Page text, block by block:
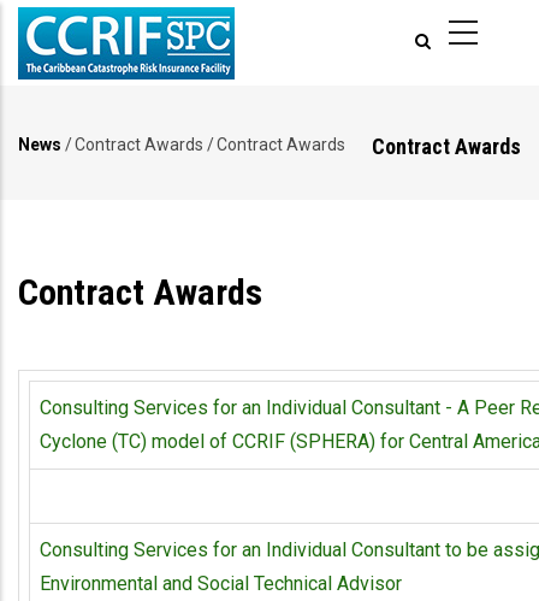
Pasar
contenido
Contract Awards
News /Contract Awards /Contract Awards
Contract Awards
Consulting Services for an Individual Consultant - A Peer
Cyclone (TC) model of CCRIF (SPHERA) for Central
Consulting Services for an Individual Consultant to be
Environmental and Social Technical Advisor